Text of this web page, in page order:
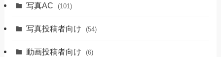
写真AC (101)
写真投稿者向け (54)
動画投稿者向け (6)